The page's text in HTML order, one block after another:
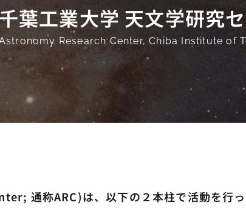
葉工業大学 天文学研究
Research Center,Chiba Institute of
通称ARC)は、以下の２本柱で活動を行っ